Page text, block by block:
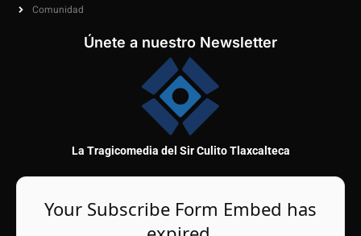
Comunidad
Únete a nuestro Newsletter
La Tragicomedia del Sir Culito Tlaxcalteca
Your Subscribe Form Embed has